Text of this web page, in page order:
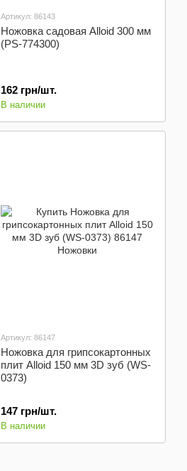
Артикул: 86143
Ножовка садовая Alloid 300 мм
(PS-774300)
162 грн/шт.
В наличии
Артикул: 86147
Ножовка для грипсокартонных
плит Alloid 150 мм 3D зуб (WS-
0373)
147 грн/шт.
В наличии